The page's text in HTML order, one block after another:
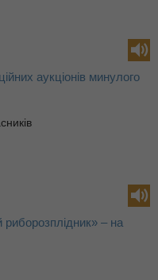
аукціонів минулого
– на